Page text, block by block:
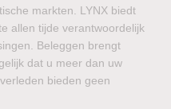
markten. LYNX biedt
allen tijde verantwoordelijk
Beleggen brengt
dat u meer dan uw
bieden geen